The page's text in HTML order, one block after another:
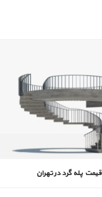
قیمت پله گرد در تهران